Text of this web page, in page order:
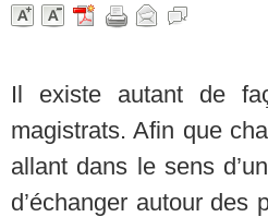
Il existe autant de
magistrats. Afin que
allant dans le sens
d’échanger autour des